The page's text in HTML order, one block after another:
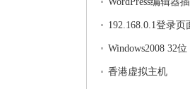
192.168.0.1登录页
Windows2008 32
香港虚拟主机